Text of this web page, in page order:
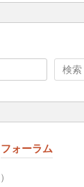
検索
フォーラム